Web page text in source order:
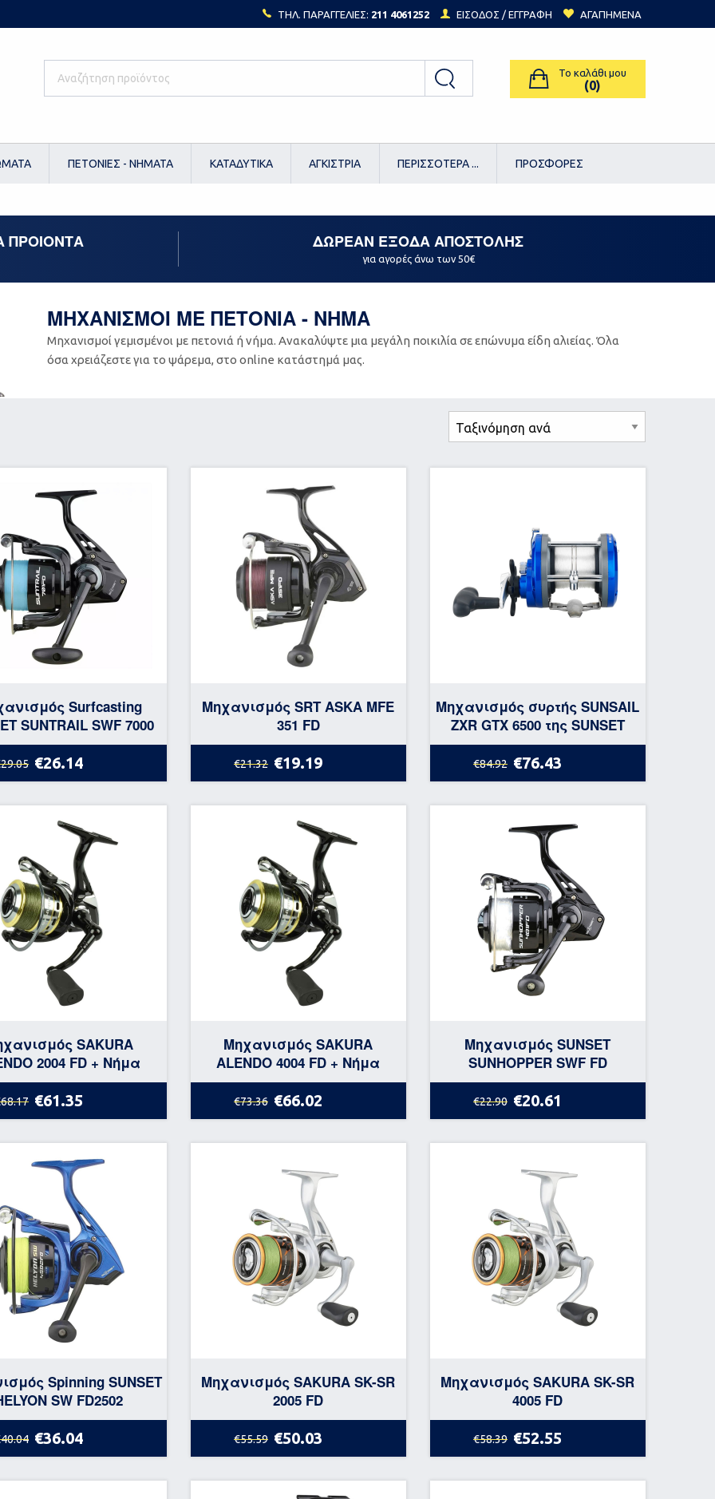
ΤΗΛ. ΠΑΡΑΓΓΕΛΙΕΣ: 211 4061252 ΕΙΣΟΔΟΣ / ΕΓΓΡΑΦΗ ΑΓΑΠΗΜΕΝΑ
Το καλάθι μου
(0)
ΠΕΤΟΝΙΕΣ - ΝΗΜΑΤΑ ΚΑΤΑΔΥΤΙΚΑ ΑΓΚΙΣΤΡΙΑ ΠΕΡΙΣΣΟΤΕΡΑ ... ΠΡΟΣΦΟΡΕΣ
ΠΡΟΙΟΝΤΑ ΔΩΡΕΑΝ ΕΞΟΔΑ ΑΠΟΣΤΟΛΗΣ
για αγορές άνω των 50€
ΜΗΧΑΝΙΣΜΟΙ ΜΕ ΠΕΤΟΝΙΑ - ΝΗΜΑ
Μηχανισμοί γεμισμένοι με πετονιά ή νήμα. Ανακαλύψτε μια μεγάλη ποικιλία σε επώνυμα είδη αλιείας. Όλα
όσα χρειάζεστε για το ψάρεμα, στο online κατάστημά μας.
Surfcasting
SUNTRAIL SWF 7000
€26.14
Μηχανισμός SRT ASKA MFE
351 FD
€21.32 €19.19
Μηχανισμός συρτής SUNSAIL
ZXR GTX 6500 της SUNSET
€84.92 €76.43
SAKURA
2004 FD + Νήμα
€61.35
Μηχανισμός SAKURA
ALENDO 4004 FD + Νήμα
€73.36 €66.02
Μηχανισμός SUNSET
SUNHOPPER SWF FD
€22.90 €20.61
Spinning SUNSET
SW FD2502
€36.04
Μηχανισμός SAKURA SK-SR
2005 FD
€55.59 €50.03
Μηχανισμός SAKURA SK-SR
4005 FD
€58.39 €52.55